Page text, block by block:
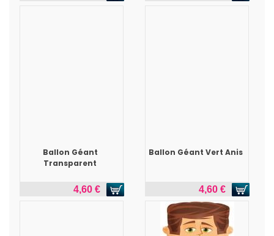
Ballon Géant
Transparent
4,60 €
Ballon Géant Vert Anis
4,60 €